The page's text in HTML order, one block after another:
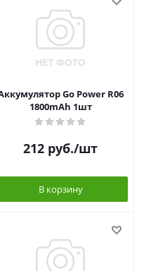
Go Power R06
1800mAh 1шт
212 руб./шт
В корзину